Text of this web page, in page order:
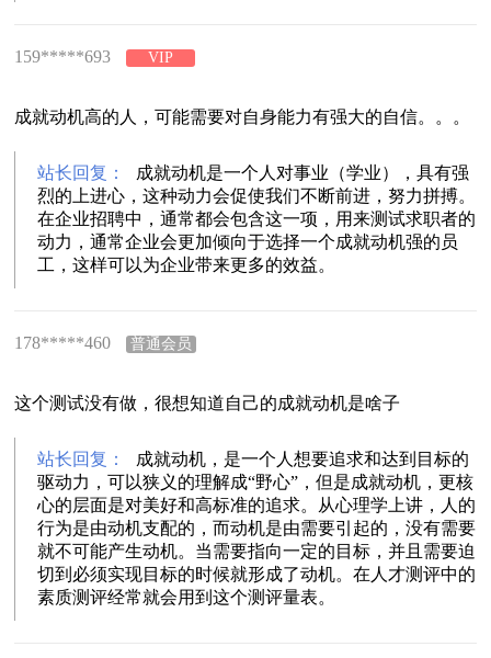
159*****693 VIP
成就动机高的人，可能需要对自身能力有强大的自信。。。
站长回复：
成就动机是一个人对事业（学业），具有强
烈的上进心，这种动力会促使我们不断前进，努力拼搏。
在企业招聘中，通常都会包含这一项，用来测试求职者的
动力，通常企业会更加倾向于选择一个成就动机强的员
工，这样可以为企业带来更多的效益。
178*****460 普通会员
这个测试没有做，很想知道自己的成就动机是啥子
站长回复：
成就动机，是一个人想要追求和达到目标的
驱动力，可以狭义的理解成“野心”，但是成就动机，更核
心的层面是对美好和高标准的追求。从心理学上讲，人的
行为是由动机支配的，而动机是由需要引起的，没有需要
就不可能产生动机。当需要指向一定的目标，并且需要迫
切到必须实现目标的时候就形成了动机。在人才测评中的
素质测评经常就会用到这个测评量表。